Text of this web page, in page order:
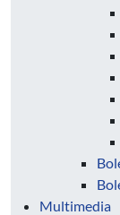
Multimedia